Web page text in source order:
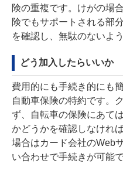
険の重複です。けがの場
険でもサポートされる部
を確認し、無駄のないよ
どう加入したらいいか
費用的にも手続き的にも
自動車保険の特約です。
ず、自転車の保険にあて
かどうかを確認しなけれ
場合はカード会社のWeb
い合わせで手続きが可能で